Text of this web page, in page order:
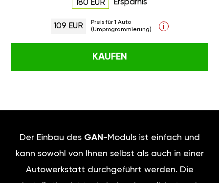
180 EUR Ersparnis
109 EUR
Preis für 1 Auto
(Umprogrammierung)
i
KAUFEN
Der Einbau des GAN -Moduls ist einfach und
kann sowohl von Ihnen selbst als auch in einer
Autowerkstatt durchgeführt werden. Die